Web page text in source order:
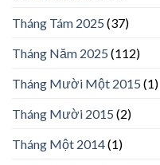
Tháng Tám 2025 (37)
Tháng Năm 2025 (112)
Tháng Mười Một 2015 (1)
Tháng Mười 2015 (2)
Tháng Một 2014(1)